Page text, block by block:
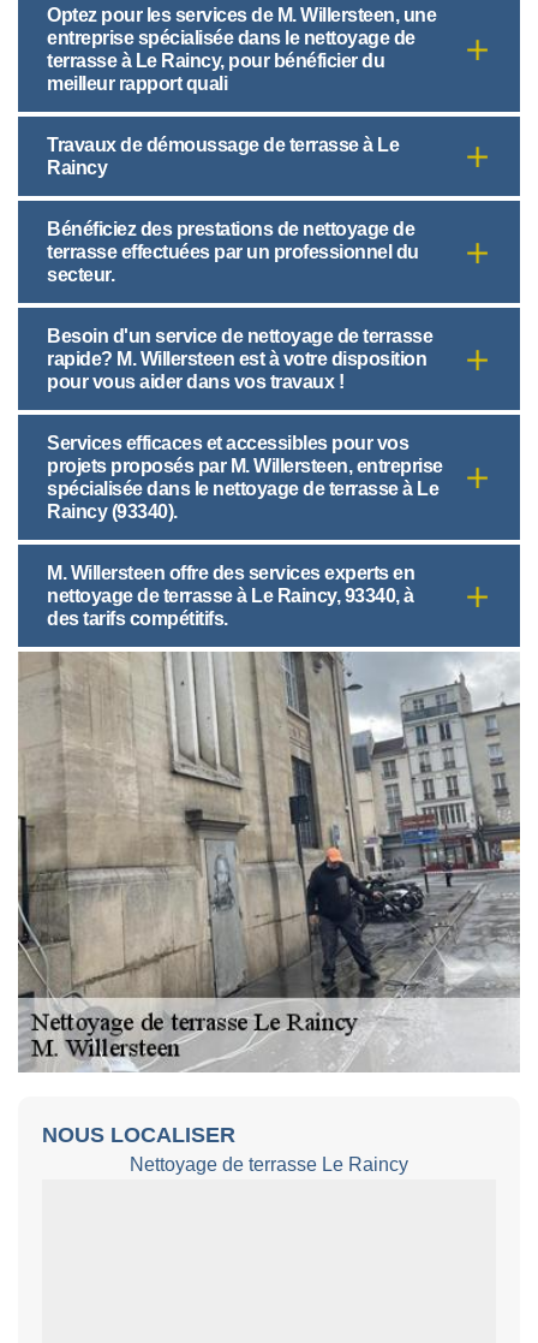
Optez pour les services de M. Willersteen, une
entreprise spécialisée dans le nettoyage de
terrasse à Le Raincy, pour bénéficier du
meilleur rapport quali
Travaux de démoussage de terrasse à Le
Raincy
Bénéficiez des prestations de nettoyage de
terrasse effectuées par un professionnel du
secteur.
Besoin d'un service de nettoyage de terrasse
rapide? M. Willersteen est à votre disposition
pour vous aider dans vos travaux !
Services efficaces et accessibles pour vos
projets proposés par M. Willersteen, entreprise
spécialisée dans le nettoyage de terrasse à Le
Raincy (93340).
M. Willersteen offre des services experts en
nettoyage de terrasse à Le Raincy, 93340, à
des tarifs compétitifs.
NOUS LOCALISER
Nettoyage de terrasse Le Raincy